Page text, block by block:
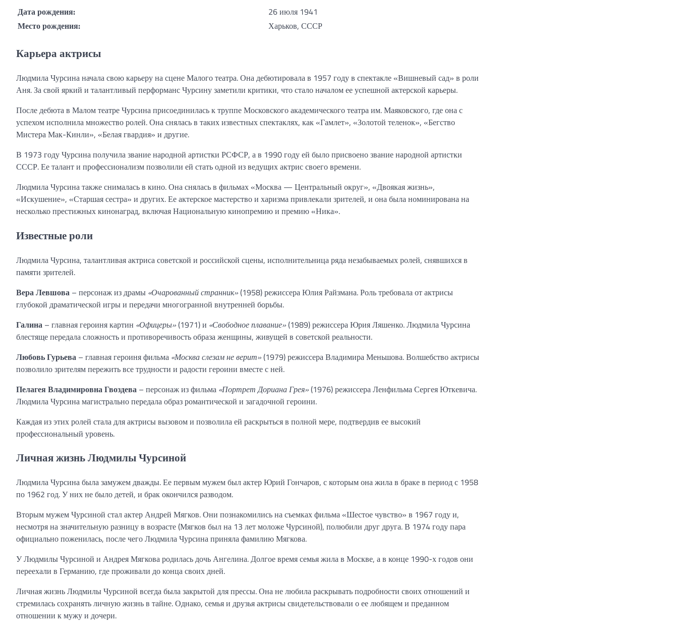
Дата рождения:
26 июля 1941
Место рождения:
Харьков, СССР
Карьера актрисы
Людмила Чурсина начала свою карьеру на сцене Малого театра. Она дебютировала в 1957 году в спектакле «Вишневый сад» в роли
Аня. За свой яркий и талантливый перформанс Чурсину заметили критики, что стало началом ее успешной актерской карьеры.
После дебюта в Малом театре Чурсина присоединилась к труппе Московского академического театра им. Маяковского, где она с
успехом исполнила множество ролей. Она снялась в таких известных спектаклях, как «Гамлет», «Золотой теленок», «Бегство
Мистера Мак-Кинли», «Белая гвардия» и другие.
В 1973 году Чурсина получила звание народной артистки РСФСР, а в 1990 году ей было присвоено звание народной артистки
СССР. Ее талант и профессионализм позволили ей стать одной из ведущих актрис своего времени.
Людмила Чурсина также снималась в кино. Она снялась в фильмах «Москва — Центральный округ», «Двоякая жизнь»,
«Искушение», «Старшая сестра» и других. Ее актерское мастерство и харизма привлекали зрителей, и она была номинирована на
несколько престижных кинонаград, включая Национальную кинопремию и премию «Ника».
Известные роли
Людмила Чурсина, талантливая актриса советской и российской сцены, исполнительница ряда незабываемых ролей, снявшихся в
памяти зрителей.
Вера Левшова – персонаж из драмы «Очарованный странник»(1958) режиссера Юлия Райзмана. Роль требовала от актрисы
глубокой драматической игры и передачи многогранной внутренней борьбы.
Галина – главная героиня картин «Офицеры»(1971) и «Свободное плавание»(1989) режиссера Юрия Ляшенко. Людмила Чурсина
блестяще передала сложность и противоречивость образа женщины, живущей в советской реальности.
Любовь Гурьева – главная героиня фильма «Москва слезам не верит»(1979) режиссера Владимира Меньшова. Волшебство актрисы
позволило зрителям пережить все трудности и радости героини вместе с ней.
Пелагея Владимировна Гвоздева – персонаж из фильма «Портрет Дориана Грея»(1976) режиссера Ленфильма Сергея Юткевича.
Людмила Чурсина магистрально передала образ романтической и загадочной героини.
Каждая из этих ролей стала для актрисы вызовом и позволила ей раскрыться в полной мере, подтвердив ее высокий
профессиональный уровень.
Личная жизнь Людмилы Чурсиной
Людмила Чурсина была замужем дважды. Ее первым мужем был актер Юрий Гончаров, с которым она жила в браке в период с 1958
по 1962 год. У них не было детей, и брак окончился разводом.
Вторым мужем Чурсиной стал актер Андрей Мягков. Они познакомились на съемках фильма «Шестое чувство» в 1967 году и,
несмотря на значительную разницу в возрасте (Мягков был на 13 лет моложе Чурсиной), полюбили друг друга. В 1974 году пара
официально поженилась, после чего Людмила Чурсина приняла фамилию Мягкова.
У Людмилы Чурсиной и Андрея Мягкова родилась дочь Ангелина. Долгое время семья жила в Москве, а в конце 1990-х годов они
переехали в Германию, где проживали до конца своих дней.
Личная жизнь Людмилы Чурсиной всегда была закрытой для прессы. Она не любила раскрывать подробности своих отношений и
стремилась сохранять личную жизнь в тайне. Однако, семья и друзья актрисы свидетельствовали о ее любящем и преданном
отношении к мужу и дочери.